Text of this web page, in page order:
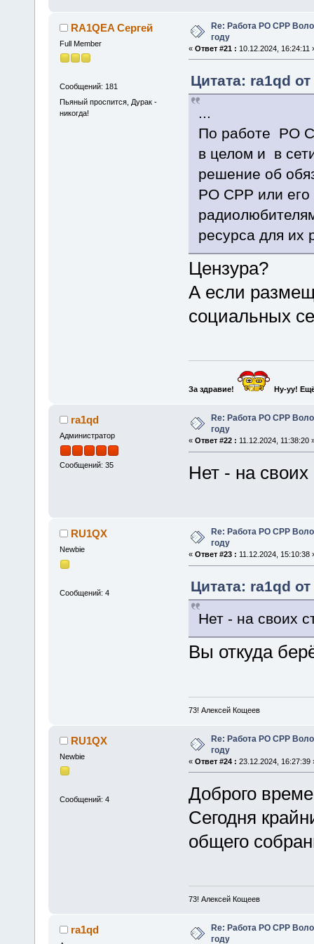
RA1QEA Сергей
Full Member
Сообщений: 181
Пьяный проспится, Дурак -
никогда!
Re: Работа РО СРР
году
« Ответ #21 : 10.12.2024, 16:24:11
Цитата: ra1qd
...
По работе РО
в целом и в
решение об
РО СРР или его
ресурса для их
Цензура?
А если
социальных
За здравие! Ну-уу!
ra1qd
Администратор
Сообщений: 35
Re: Работа РО СРР
году
« Ответ #22 : 11.12.2024, 11:38:20
Нет - на
RU1QX
Newbie
Сообщений: 4
Re: Работа РО СРР
году
« Ответ #23 : 11.12.2024, 15:10:38
Цитата: ra1qd
Нет - на своих
Вы откуда
73! Алексей Кощеев
RU1QX
Newbie
Сообщений: 4
Re: Работа РО СРР
году
« Ответ #24 : 23.12.2024, 16:27:39
Доброго
Сегодня
общего
73! Алексей Кощеев
ra1qd
Re: Работа РО СРР
году